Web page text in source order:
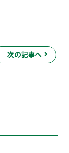
次の記事へ